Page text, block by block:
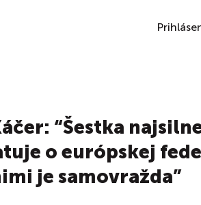
“Šestka
o európskej
je samovražda”